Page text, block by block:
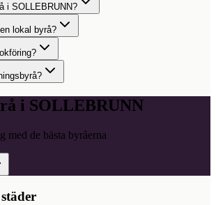
i SOLLEBRUNN?
lokal byrå?
i SOLLEBRUNN
med de bästa byråerna